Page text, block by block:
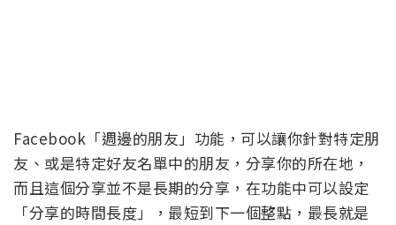
Facebook「週邊的朋友」功能，可以讓你針對特定朋
友、或是特定好友名單中的朋友，分享你的所在地，
而且這個分享並不是長期的分享，在功能中可以設定
「分享的時間長度」，最短到下一個整點，最長就是